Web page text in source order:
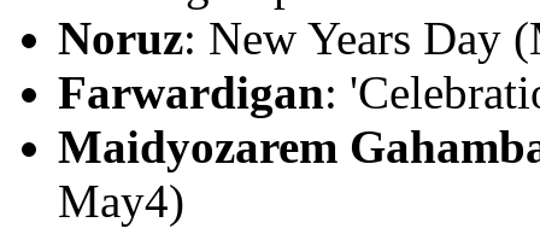
Noruz: New Years Day
Farwardigan:
Maidyozarem
May4)